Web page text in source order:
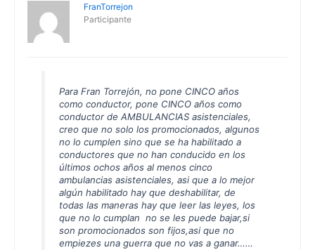
FranTorrejon
Participante
Para Fran Torrejón, no pone CINCO años
como conductor, pone CINCO años como
conductor de AMBULANCIAS asistenciales,
creo que no solo los promocionados, algunos
no lo cumplen sino que se ha habilitado a
conductores que no han conducido en los
últimos ochos años al menos cinco
ambulancias asistenciales, asi que a lo mejor
algún habilitado hay que deshabilitar, de
todas las maneras hay que leer las leyes, los
que no lo cumplan no se les puede bajar,si
son promocionados son fijos,asi que no
empiezes una guerra que no vas a ganar……